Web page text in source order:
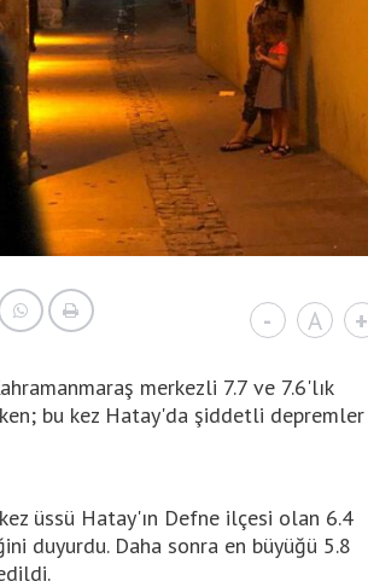
- A +
merkezli 7.7 ve 7.6'lık
bu kez Hatay'da şiddetli depremler
üssü Hatay'ın Defne ilçesi olan 6.4
duyurdu. Daha sonra en büyüğü 5.8